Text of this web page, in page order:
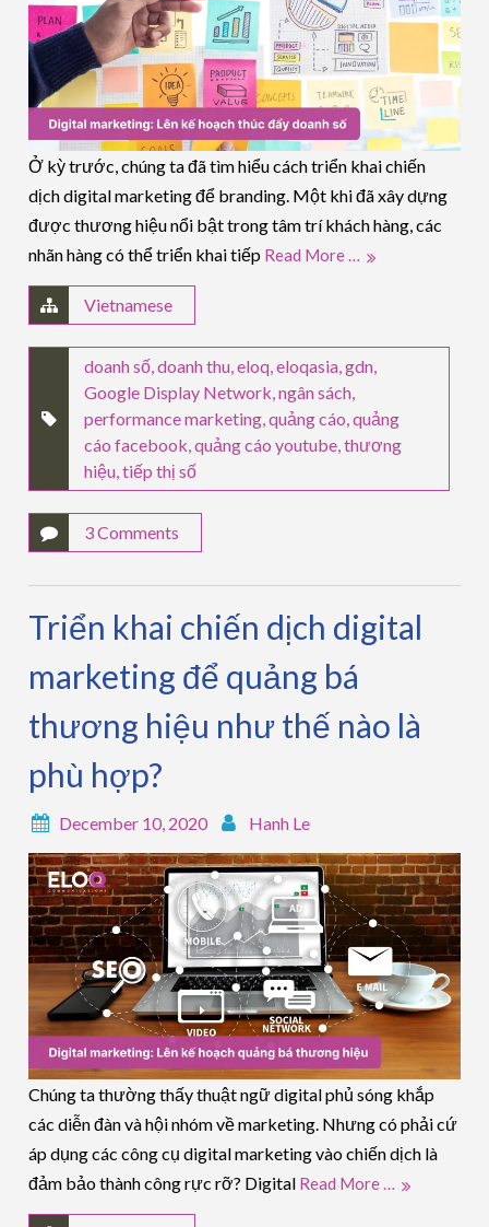
Ở kỳ trước, chúng ta đã tìm hiểu cách triển khai chiến
dịch digital marketing để branding. Một khi đã xây dựng
được thương hiệu nổi bật trong tâm trí khách hàng, các
nhãn hàng có thể triển khai tiếp Read More …
Vietnamese
doanh số,doanh thu,eloq,eloqasia,gdn,
Google Display Network,ngân sách,
performance marketing,quảng cáo,quảng
cáo facebook,quảng cáo youtube,thương
hiệu,tiếp thị số
3 Comments
Triển khai chiến dịch digital
marketing để quảng bá
thương hiệu như thế nào là
phù hợp?
December 10, 2020 Hanh Le
Chúng ta thường thấy thuật ngữ digital phủ sóng khắp
các diễn đàn và hội nhóm về marketing. Nhưng có phải cứ
áp dụng các công cụ digital marketing vào chiến dịch là
đảm bảo thành công rực rỡ? Digital Read More …